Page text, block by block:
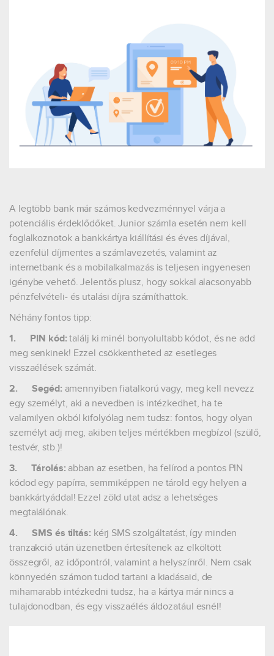
A legtöbb bank már számos kedvezménnyel várja a
potenciális érdeklődőket. Junior számla esetén nem kell
foglalkoznotok a bankkártya kiállítási és éves díjával,
ezenfelül díjmentes a számlavezetés, valamint az
internetbank és a mobilalkalmazás is teljesen ingyenesen
igénybe vehető. Jelentős plusz, hogy sokkal alacsonyabb
pénzfelvételi- és utalási díjra számíthattok.
Néhány fontos tipp:
1.
PIN kód: találj ki minél bonyolultabb kódot, és ne add
meg senkinek! Ezzel csökkentheted az esetleges
visszaélések számát.
2.
Segéd: amennyiben fiatalkorú vagy, meg kell nevezz
egy személyt, aki a nevedben is intézkedhet, ha te
valamilyen okból kifolyólag nem tudsz: fontos, hogy olyan
személyt adj meg, akiben teljes mértékben megbízol (szülő,
testvér, stb.)!
3.
Tárolás: abban az esetben, ha felírod a pontos PIN
kódod egy papírra, semmiképpen ne tárold egy helyen a
bankkártyáddal! Ezzel zöld utat adsz a lehetséges
megtalálónak.
4.
SMS és tiltás: kérj SMS szolgáltatást, így minden
tranzakció után üzenetben értesítenek az elköltött
összegről, az időpontról, valamint a helyszínről. Nem csak
könnyedén számon tudod tartani a kiadásaid, de
mihamarabb intézkedni tudsz, ha a kártya már nincs a
tulajdonodban, és egy visszaélés áldozatául esnél!